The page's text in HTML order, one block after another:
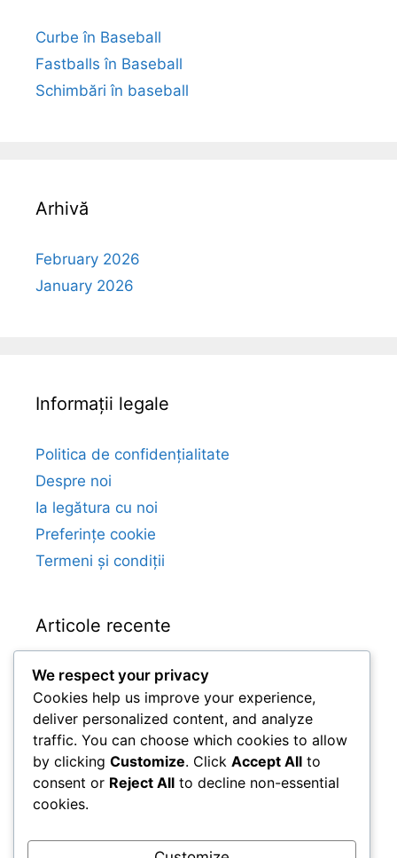
Curbe în Baseball
Fastballs în Baseball
Schimbări în baseball
Arhivă
February 2026
January 2026
Informații legale
Politica de confidențialitate
Despre noi
Ia legătura cu noi
Preferințe cookie
Termeni și condiții
Articole recente
Curba sweeping: Unghi, Prindere, Impactul
asupra bătătorului
Compararea Curveball-urilor: Tipuri, Avantaje,
Dezavantaje
Varianta de Curveball: Tipuri, Utilizare,
Eficiență
Acțiunea încheieturii, Finalizarea
We respect your privacy
Cookies help us improve your experience,
deliver personalized content, and analyze
traffic. You can choose which cookies to allow
by clicking Customize. Click Accept All to
consent or Reject All to decline non-essential
cookies.